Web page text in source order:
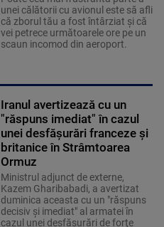
unei călătorii cu avionul este să afli
că zborul tău a fost întârziat și că
vei petrece următoarele ore pe un
scaun incomod din aeroport.
Iranul avertizează cu un
"răspuns imediat" în cazul
unei desfăşurări franceze şi
britanice în Strâmtoarea
Ormuz
Ministrul adjunct de externe,
Kazem Gharibabadi, a avertizat
duminica aceasta cu un "răspuns
decisiv şi imediat" al armatei în
cazul unei desfăşurări de forţe